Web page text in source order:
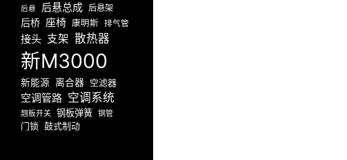
后悬 后悬总成 后悬架
后桥 座椅 康明斯 排气管
接头 支架 散热器
新M3000
新能源 离合器 空滤器
空调管路 空调系统
翘板开关 钢板弹簧 钢管
门锁 鼓式制动